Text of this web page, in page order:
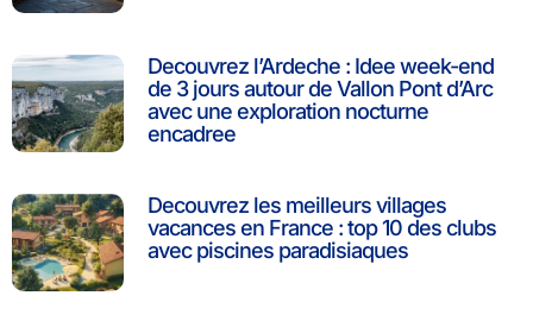
Decouvrez l’Ardeche : Idee week-end
de 3 jours autour de Vallon Pont d’Arc
avec une exploration nocturne
encadree
Decouvrez les meilleurs villages
vacances en France : top 10 des clubs
avec piscines paradisiaques